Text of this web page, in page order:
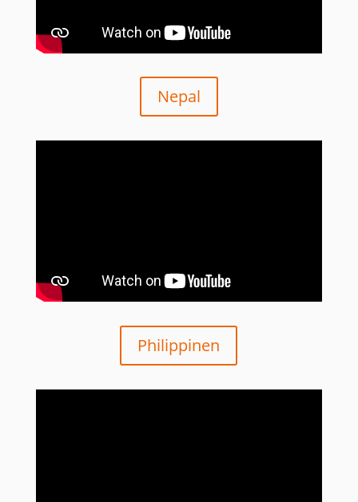
Nepal
Philippinen